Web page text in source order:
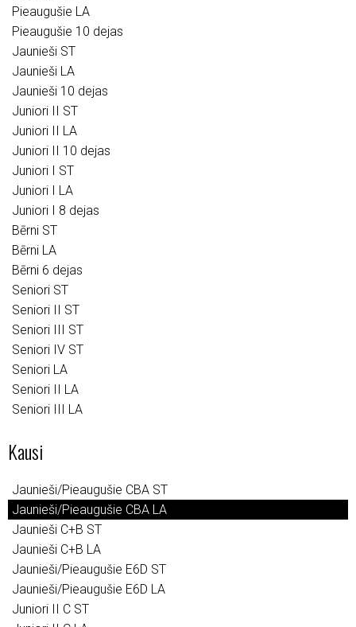
Pieaugušie LA
Pieaugušie 10 dejas
Jaunieši ST
Jaunieši LA
Jaunieši 10 dejas
Juniori II ST
Juniori II LA
Juniori II 10 dejas
Juniori I ST
Juniori I LA
Juniori I 8 dejas
Bērni ST
Bērni LA
Bērni 6 dejas
Seniori ST
Seniori II ST
Seniori III ST
Seniori IV ST
Seniori LA
Seniori II LA
Seniori III LA
Kausi
Jaunieši/Pieaugušie CBA ST
Jaunieši/Pieaugušie CBA LA
Jaunieši C+B ST
Jaunieši C+B LA
Jaunieši/Pieaugušie E6D ST
Jaunieši/Pieaugušie E6D LA
Juniori II C ST